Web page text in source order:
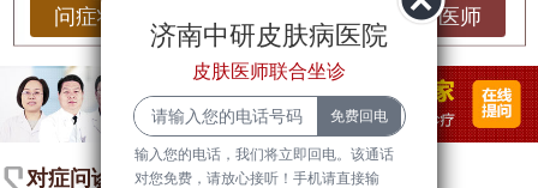
于面部、手背及四肢等部位，尤其在青少年和年轻
人中更为常见。虽然扁平疣通常不会引起疼痛，但
它们可能会导致患者的心理困扰，影响自信心和社
交活动。
扁平疣的症状
问症状 问医师
对症问诊
济南中研皮肤病医院
皮肤医师联合坐诊
输入您的电话，我们将立即回电。该通话
对您免费，请放心接听！手机请直接输